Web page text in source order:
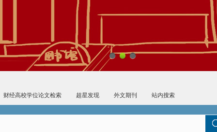
财经高校学位论文检索 超星发现 外文期刊 站内搜索